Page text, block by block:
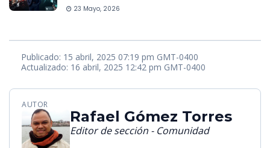
23 Mayo, 2026
Publicado: 15 abril, 2025 07:19 pm GMT-0400
Actualizado: 16 abril, 2025 12:42 pm GMT-0400
AUTOR
Rafael Gómez Torres
Editor de sección - Comunidad